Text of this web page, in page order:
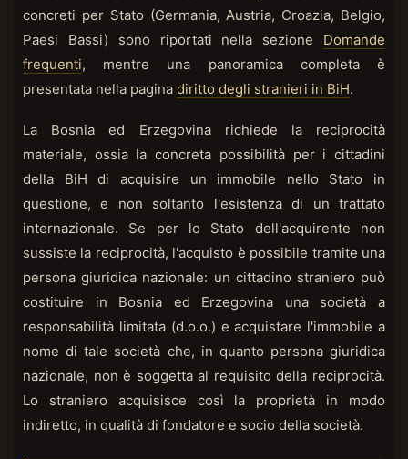
concreti per Stato (Germania, Austria, Croazia, Belgio,
Paesi Bassi) sono riportati nella sezione Domande
frequenti, mentre una panoramica completa è
presentata nella pagina diritto degli stranieri in BiH.
La Bosnia ed Erzegovina richiede la reciprocità
materiale, ossia la concreta possibilità per i cittadini
della BiH di acquisire un immobile nello Stato in
questione, e non soltanto l'esistenza di un trattato
internazionale. Se per lo Stato dell'acquirente non
sussiste la reciprocità, l'acquisto è possibile tramite una
persona giuridica nazionale: un cittadino straniero può
costituire in Bosnia ed Erzegovina una società a
responsabilità limitata (d.o.o.) e acquistare l'immobile a
nome di tale società che, in quanto persona giuridica
nazionale, non è soggetta al requisito della reciprocità.
Lo straniero acquisisce così la proprietà in modo
indiretto, in qualità di fondatore e socio della società.